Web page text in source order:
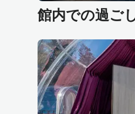
館内での過ご